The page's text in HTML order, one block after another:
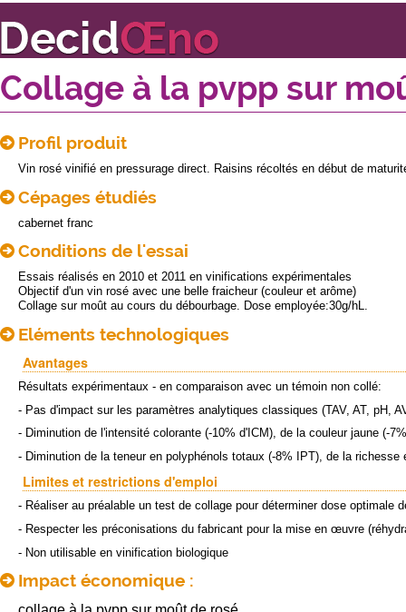
Collage à la pvpp sur
Profil produit
Vin rosé vinifié en pressurage direct. Raisins récoltés en début de
Cépages étudiés
cabernet franc
Conditions de l'essai
Essais réalisés en 2010 et 2011 en vinifications expérimentales
Objectif d'un vin rosé avec une belle fraicheur (couleur et arôme)
Collage sur moût au cours du débourbage. Dose
Eléments technologiques
Avantages
Résultats expérimentaux - en comparaison avec un témoin non collé:
- Pas d'impact sur les paramètres analytiques classiques (TAV, AT, pH,
- Diminution de l'intensité colorante (-10% d'ICM), de la couleur jaune (-
- Diminution de la teneur en polyphénols totaux (-8% IPT), de la
Limites et restrictions d'emploi
- Réaliser au préalable un test de collage pour déterminer dose
- Respecter les préconisations du fabricant pour la mise en œuvre
- Non utilisable en vinification biologique
Impact économique :